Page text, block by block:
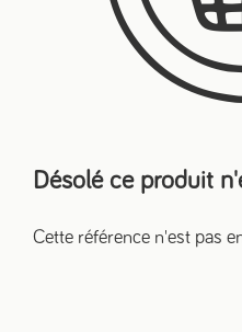
Désolé ce produit
Cette référence n'est pas